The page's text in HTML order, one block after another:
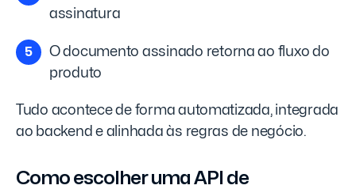
assinatura
O documento assinado retorna ao fluxo do
produto
Tudo acontece de forma automatizada, integrada
ao backend e alinhada às regras de negócio.
Como escolher uma API de